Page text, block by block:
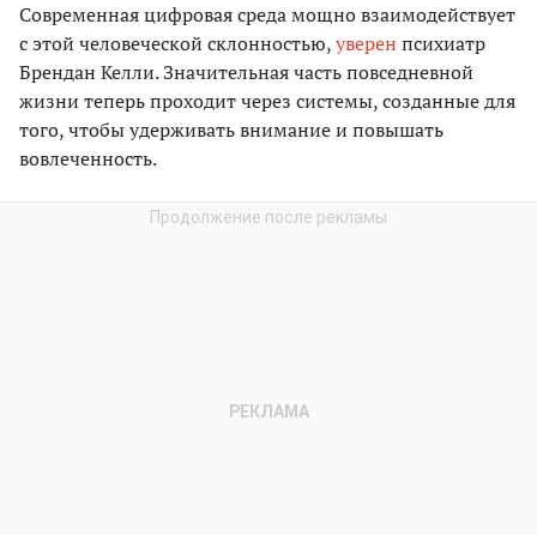
Современная цифровая среда мощно взаимодействует
с этой человеческой склонностью,уверен психиатр
Брендан Келли. Значительная часть повседневной
жизни теперь проходит через системы, созданные для
того, чтобы удерживать внимание и повышать
вовлеченность.